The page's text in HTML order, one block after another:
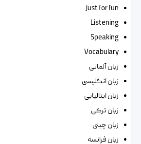
Just for fun
Listening
Speaking
Vocabulary
زبان آلمانی
زبان انگلیسی
زبان ایتالیایی
زبان ترکی
زبان چینی
زبان فرانسه